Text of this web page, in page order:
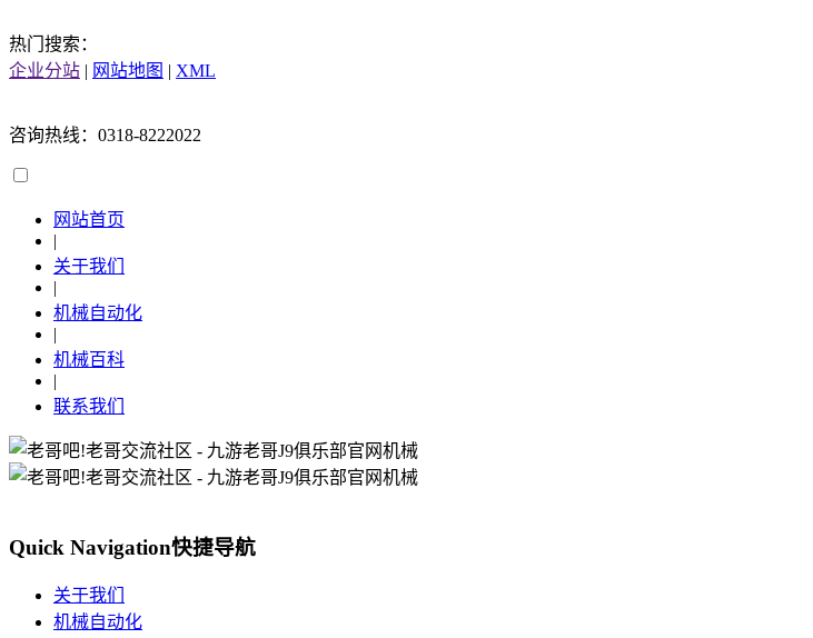
热门搜索：
企业分站 | 网站地图 | XML
咨询热线：0318-8222022
网站首页
|
关于我们
|
机械自动化
|
机械百科
|
联系我们
Quick Navigation快捷导航
关于我们
机械自动化